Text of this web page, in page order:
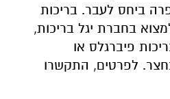
ביחס לעבר. בריכות
בחברת יגל בריכות,
פיברגלס או
לפרטים, התקשרו